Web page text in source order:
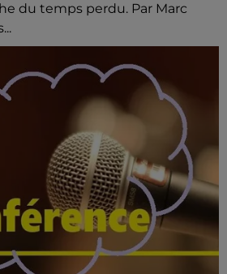
du temps perdu. Par Marc